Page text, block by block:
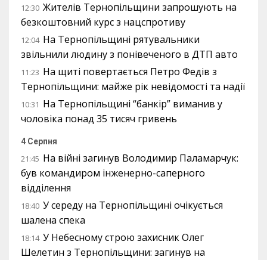
12:30 Жителів Тернопільщини запрошують на
безкоштовний курс з нацспротиву
12:04 На Тернопільщині рятувальники
звільнили людину з понівеченого в ДТП авто
11:23 На щиті повертається Петро Федів з
Тернопільщини: майже рік невідомості та надії
10:31 На Тернопільщині “банкір” виманив у
чоловіка понад 35 тисяч гривень
4 Серпня
21:45 На війні загинув Володимир Паламарчук:
був командиром інженерно-саперного
відділення
18:40 У середу на Тернопільщині очікується
шалена спека
18:14 У Небесному строю захисник Олег
Шелетин з Тернопільщини: загинув на